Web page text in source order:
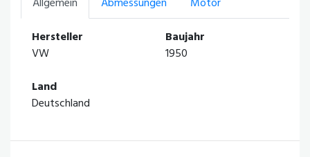
Allgemein Abmessungen
Motor
Hersteller
VW
Baujahr
1950
Land
Deutschland